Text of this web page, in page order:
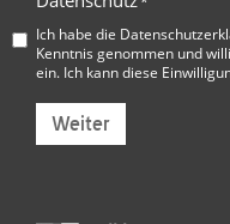
Ich habe die
Kenntnis genommen und
ein. Ich kann diese
Weiter